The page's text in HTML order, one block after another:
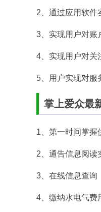
2、通过应用软件
3、实现用户对账
4、实现用户对关
5、用户实现对服
掌上爱众最
1、第一时间掌握
2、通告信息阅读
3、在线信息查询
4、缴纳水电气费